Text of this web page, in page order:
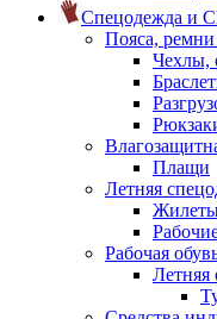
Спецодежда и
Пояса,
Чехлы,
Плащи
Летняя
Рабочая
Летняя